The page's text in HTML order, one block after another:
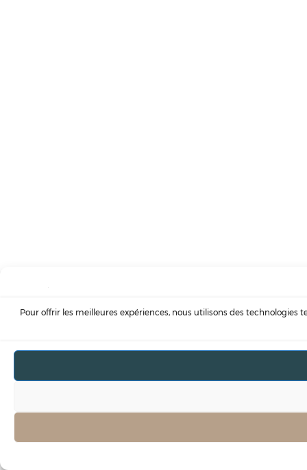
Pour offrir les meilleures expériences, nous utilisons des